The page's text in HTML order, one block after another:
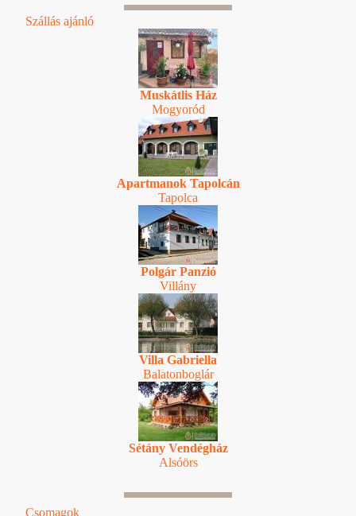
Szállás ajánló
Muskátlis Ház
Mogyoród
Apartmanok Tapolcán
Tapolca
Polgár Panzió
Villány
Villa Gabriella
Balatonboglár
Sétány Vendégház
Alsóörs
Csomagok